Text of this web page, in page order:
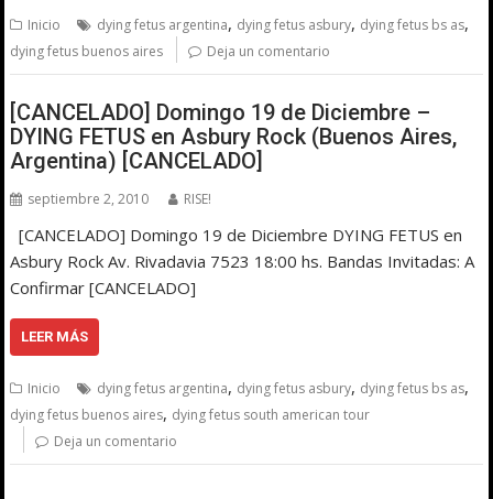
Inicio dying fetus argentina, dying fetus asbury, dying fetus bs as,
dying fetus buenos aires Deja un comentario
[CANCELADO] Domingo 19 de Diciembre –
DYING FETUS en Asbury Rock (Buenos Aires,
Argentina) [CANCELADO]
septiembre 2, 2010 RISE!
[CANCELADO] Domingo 19 de Diciembre DYING FETUS en
Asbury Rock Av. Rivadavia 7523 18:00 hs. Bandas Invitadas: A
Confirmar [CANCELADO]
LEER MÁS
Inicio dying fetus argentina, dying fetus asbury, dying fetus bs as,
dying fetus buenos aires, dying fetus south american tour
Deja un comentario